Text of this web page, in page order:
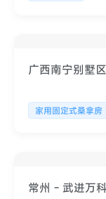
广西南宁别墅
家用固定式桑拿房
常州 - 武进万